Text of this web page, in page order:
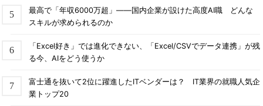
最高で「年収6000万超」――国内企業が設けた高度AI職 どんな
スキルが求められるのか
「Excel好き」では進化できない、「Excel/CSVでデータ連携」が残
る今、AIをどう使うか
富士通を抜いて2位に躍進したITベンダーは？ IT業界の就職人気企
業トップ20